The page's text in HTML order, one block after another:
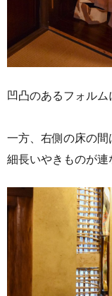
凹凸のあるフォルム
一方、右側の床の間
細長いやきものが連